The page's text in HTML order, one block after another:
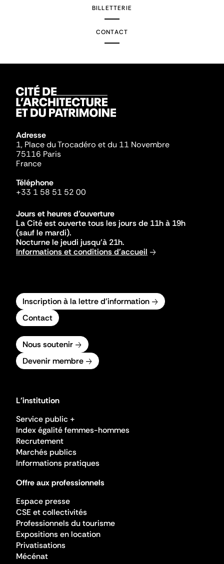
BILLETTERIE
CONTACT
Adresse
1, Place du Trocadéro et du 11 Novembre
75116 Paris
France
Téléphone
+33 1 58 51 52 00
Jours et heures d'ouverture
La Cité est ouverte tous les jours de 11h à 19h
(sauf le mardi).
Nocturne le jeudi jusqu'à 21h.
Informations et conditions d'accueil
Inscription à la lettre d'information
Contact
Nous soutenir
Devenir membre
L'institution
Service public +
Index égalité femmes-hommes
Recrutement
Marchés publics
Informations pratiques
Offre aux professionnels
Espace presse
CSE et collectivités
Professionnels du tourisme
Expositions en location
Privatisations
Mécénat